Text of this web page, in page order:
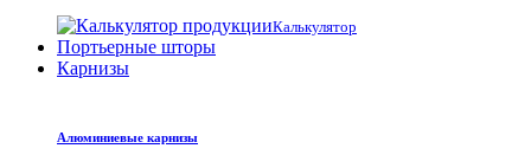
Калькулятор
Портьерные шторы
Карнизы
Алюминиевые карнизы